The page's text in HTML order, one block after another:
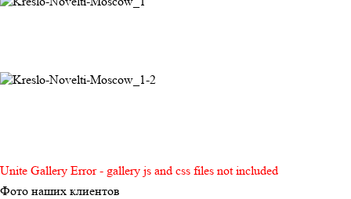
Unite Gallery Error - gallery js and css files not included
Фото наших клиентов